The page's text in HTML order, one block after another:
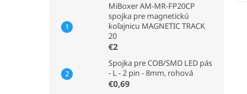
MiBoxer AM-MR-FP20CP
spojka pre magnetickú
koľajnicu MAGNETIC TRACK
20
€2
Spojka pre COB/SMD LED pás
- L - 2 pin - 8mm, rohová
€0,69